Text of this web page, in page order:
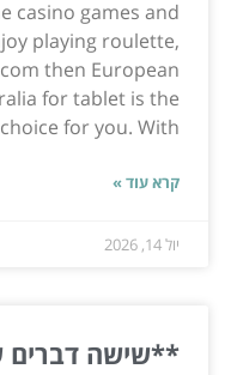
casino games and
playing roulette,
then European
for tablet is the
for you. With...
קרא עוד »
יול 14, 2026
**שישה דברים